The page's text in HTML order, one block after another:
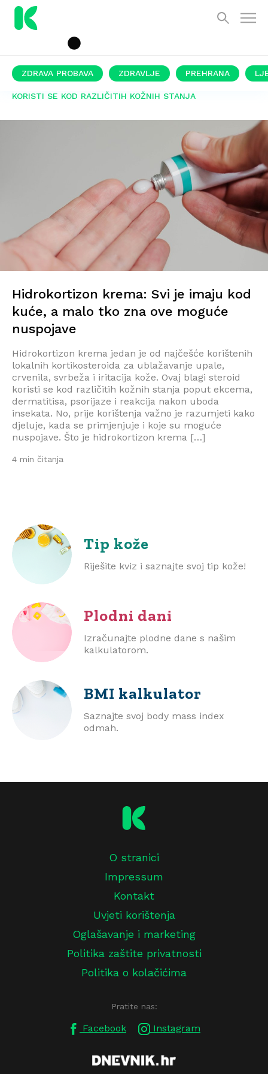
ZDRAVA PROBAVA ZDRAVLJE PREHRANA
KORISTI SE KOD RAZLIČITIH KOŽNIH STANJA
Hidrokortizon krema: Svi je imaju kod
kuće, a malo tko zna ove moguće
nuspojave
Hidrokortizon krema jedan je od najčešće korištenih
lokalnih kortikosteroida za ublažavanje upale,
crvenila, svrbeža i iritacija kože. Ovaj blagi steroid
koristi se kod različitih kožnih stanja poput ekcema,
dermatitisa, psorijaze i reakcija nakon uboda
insekata. No, prije korištenja važno je razumjeti kako
djeluje, kada se primjenjuje i koje su moguće
nuspojave. Što je hidrokortizon krema […]
4 min čitanja
Tip kože
Riješite kviz i saznajte svoj tip kože!
Plodni dani
Izračunajte plodne dane s našim
kalkulatorom.
BMI kalkulator
Saznajte svoj body mass index
odmah.
O stranici
Impressum
Kontakt
Uvjeti korištenja
Oglašavanje i marketing
Politika zaštite privatnosti
Politika o kolačićima
Pratite nas:
Facebook Instagram